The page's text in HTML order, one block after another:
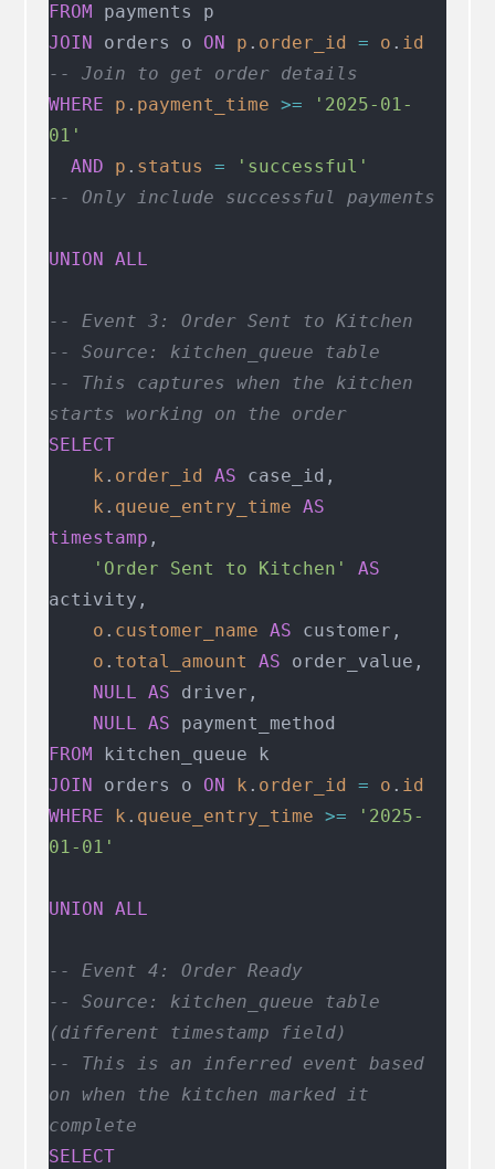
FROM
payments p
JOIN
orders o ON p . order_id = o . id
-- Join to get order details
WHERE p . payment_time >= '2025-01-
01'
  AND
p . status = 'successful'
-- Only include successful payments
UNION ALL
-- Event 3: Order Sent to Kitchen
-- Source: kitchen_queue table
-- This captures when the kitchen
starts working on the order
SELECT
    k
. order_id AS case_id,
    k
. queue_entry_time AS
timestamp ,
    'Order Sent to Kitchen'
AS
activity,
    o
. customer_name AS customer,
    o
. total_amount AS order_value,
    NULL
AS driver,
    NULL
AS payment_method
FROM
kitchen_queue k
JOIN
orders o ON k . order_id = o . id
WHERE k . queue_entry_time >= '2025-
01-01'
UNION ALL
-- Event 4: Order Ready
-- Source: kitchen_queue table
(different timestamp field)
-- This is an inferred event based
on when the kitchen marked it
complete
SELECT